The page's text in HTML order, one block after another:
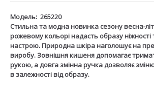
Модель: 265220
Стильна та модна новинка сезону весна-
рожевому кольорі надасть образу
настрою. Природна шкіра наголошує на
виробу. Зовнішня кишеня допомагає
рукою, а довга змінна ручка дозволяє
в залежності від образу.